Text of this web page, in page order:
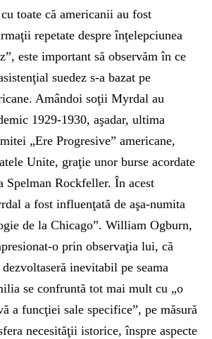
toate că americanii au fost
repetate despre înţelepciunea
este important să observăm în ce
suedez s-a bazat pe
Amândoi soţii Myrdal au
1929-1930, aşadar, ultima
„Ere Progresive” americane,
Unite, graţie unor burse acordate
Spelman Rockfeller. În acest
a fost influenţată de aşa-numita
de la Chicago”. William Ogburn,
o prin observaţia lui, că
inevitabil pe seama
se confruntă tot mai mult cu „o
a funcţiei sale specifice”, pe măsură
necesităţii istorice, înspre aspecte